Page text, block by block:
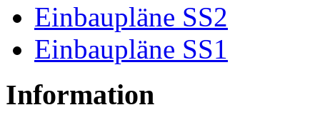
Einbaupläne SS2
Einbaupläne SS1
Information